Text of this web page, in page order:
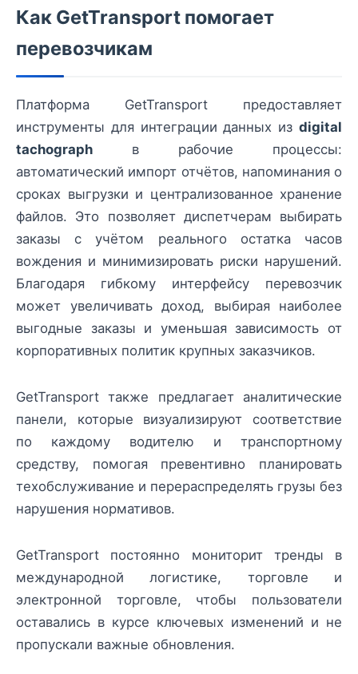
Как GetTransport помогает
перевозчикам
Платформа GetTransport предоставляет
инструменты для интеграции данных из digital
tachograph в рабочие процессы:
автоматический импорт отчётов, напоминания о
сроках выгрузки и централизованное хранение
файлов. Это позволяет диспетчерам выбирать
заказы с учётом реального остатка часов
вождения и минимизировать риски нарушений.
Благодаря гибкому интерфейсу перевозчик
может увеличивать доход, выбирая наиболее
выгодные заказы и уменьшая зависимость от
корпоративных политик крупных заказчиков.
GetTransport также предлагает аналитические
панели, которые визуализируют соответствие
по каждому водителю и транспортному
средству, помогая превентивно планировать
техобслуживание и перераспределять грузы без
нарушения нормативов.
GetTransport постоянно мониторит тренды в
международной логистике, торговле и
электронной торговле, чтобы пользователи
оставались в курсе ключевых изменений и не
пропускали важные обновления.